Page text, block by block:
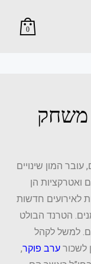
0
המון שינויים
הן
לאירועים חדשות
הטרנד הבולט
למשל לקהל
ערב פוקר,